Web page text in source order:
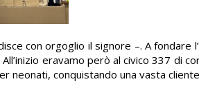
con orgoglio il signore –. A fondare
eravamo però al civico 337 di
neonati, conquistando una vasta